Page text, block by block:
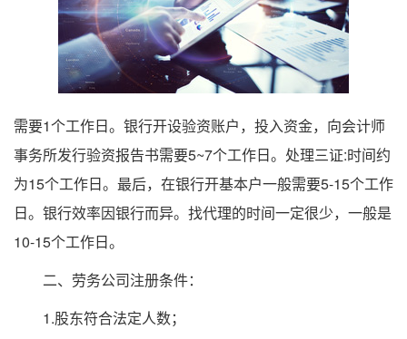
需要1个工作日。银行开设验资账户，投入资金，向会计师
事务所发行验资报告书需要5~7个工作日。处理三证:时间约
为15个工作日。最后，在银行开基本户一般需要5-15个工作
日。银行效率因银行而异。找代理的时间一定很少，一般是
10-15个工作日。
二、劳务公司注册条件：
1.股东符合法定人数；